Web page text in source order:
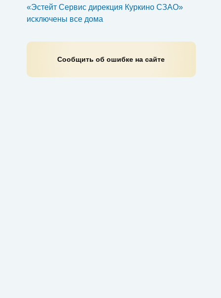
Сообщить об ошибке на сайте
«Эстейт Сервис дирекция Куркино СЗАО»
исключены все дома